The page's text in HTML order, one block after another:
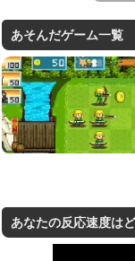
あそんだゲーム一覧
あなたの反応速度は